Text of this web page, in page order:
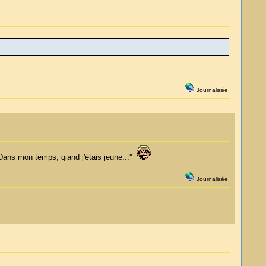
Journalisée
mon temps, qiand j'étais jeune...''
Journalisée